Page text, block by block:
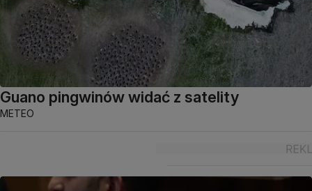
Guano pingwinów widać z satelity
METEO